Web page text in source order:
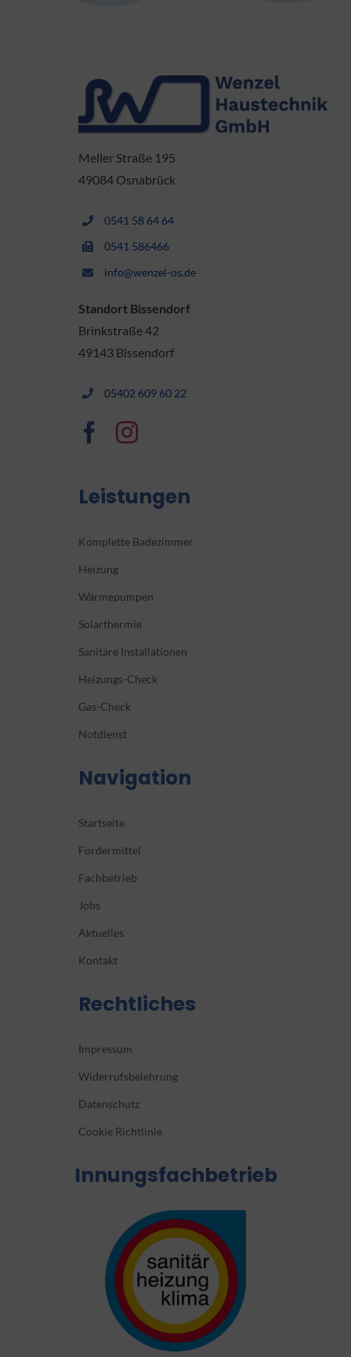
Meller Straße 195
49084 Osnabrück
0541 58 64 64
0541 586466
info@wenzel-os.de
Standort Bissendorf
Brinkstraße 42
49143 Bissendorf
05402 609 60 22
Leistungen
Komplette Badezimmer
Heizung
Wärmepumpen
Solarthermie
Sanitäre Installationen
Heizungs-Check
Gas-Check
Notdienst
Navigation
Startseite
Fördermittel
Fachbetrieb
Jobs
Aktuelles
Kontakt
Rechtliches
Impressum
Widerrufsbelehrung
Datenschutz
Cookie Richtlinie
Innungsfachbetrieb